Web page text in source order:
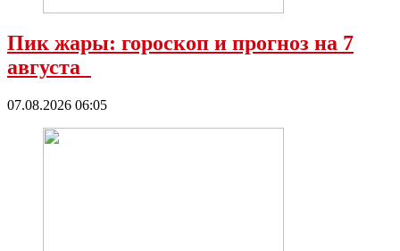
Пик жары: гороскоп и прогноз на 7
августа
07.08.2026 06:05